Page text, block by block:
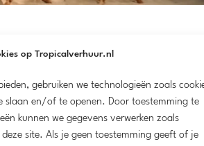
op Tropicalverhuur.nl
gebruiken we technologieën zoals
slaan en/of te openen. Door toestemming te
kunnen we gegevens verwerken zoals
site. Als je geen toestemming geeft of je
decor geleverd en opgebouwd om
de sfeer vanaf straalt! De videoclip is